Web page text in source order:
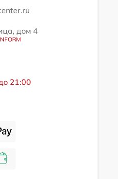
дом 4
21:00